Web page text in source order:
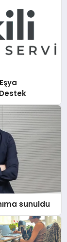
sunuldu